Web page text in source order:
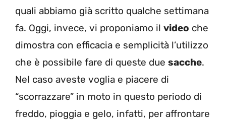
quali abbiamo già scritto qualche settimana
fa. Oggi, invece, vi proponiamo il video che
dimostra con efficacia e semplicità l’utilizzo
che è possibile fare di queste due sacche.
Nel caso aveste voglia e piacere di
“scorrazzare” in moto in questo periodo di
freddo, pioggia e gelo, infatti, per affrontare